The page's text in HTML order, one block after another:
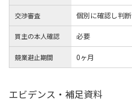
交渉審査 個別に確認し判断
買主の本人確認 必要
競業避止期間 0ヶ月
エビデンス・補足資料